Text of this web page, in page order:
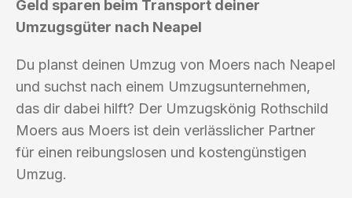
Geld sparen beim Transport deiner
Umzugsgüter nach Neapel
Du planst deinen Umzug von Moers nach Neapel
und suchst nach einem Umzugsunternehmen,
das dir dabei hilft? Der Umzugskönig Rothschild
Moers aus Moers ist dein verlässlicher Partner
für einen reibungslosen und kostengünstigen
Umzug.